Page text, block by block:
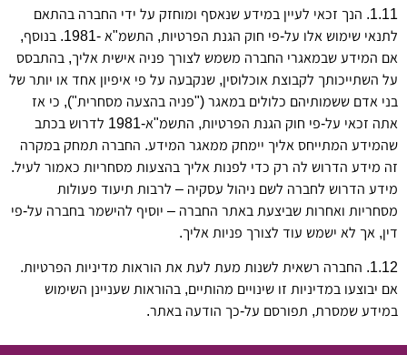
1.11. הנך זכאי לעיין במידע שנאסף ומוחזק על ידי החברה בהתאם
לתנאי שימוש אלו על-פי חוק הגנת הפרטיות, התשמ"א -1981. בנוסף,
אם המידע שבמאגרי החברה משמש לצורך פניה אישית אליך, בהתבסס
על השתייכותך לקבוצת אוכלוסין, שנקבעה על פי איפיון אחד או יותר של
בני אדם ששמותיהם כלולים במאגר ("פניה בהצעה מסחרית"), כי אז
אתה זכאי על-פי חוק הגנת הפרטיות, התשמ"א-1981 לדרוש בכתב
שהמידע המתייחס אליך יימחק ממאגר המידע. החברה תמחק במקרה
זה מידע הדרוש לה רק כדי לפנות אליך בהצעות מסחריות כאמור לעיל.
מידע הדרוש לחברה לשם ניהול עסקיה – לרבות תיעוד פעולות
מסחריות ואחרות שביצעת באתר החברה – יוסיף להישמר בחברה על-פי
דין, אך לא ישמש עוד לצורך פניות אליך.
1.12. החברה רשאית לשנות מעת לעת את הוראות מדיניות הפרטיות.
אם יבוצעו במדיניות זו שינויים מהותיים, בהוראות שעניינן השימוש
במידע שמסרת, תפורסם על-כך הודעה באתר.